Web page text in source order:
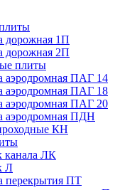
дорожная 1П
дорожная 2П
плиты
аэродромная ПАГ 14
аэродромная ПАГ 18
аэродромная ПАГ 20
аэродромная ПДН
КН
канала ЛК
Л
перекрытия ПТ